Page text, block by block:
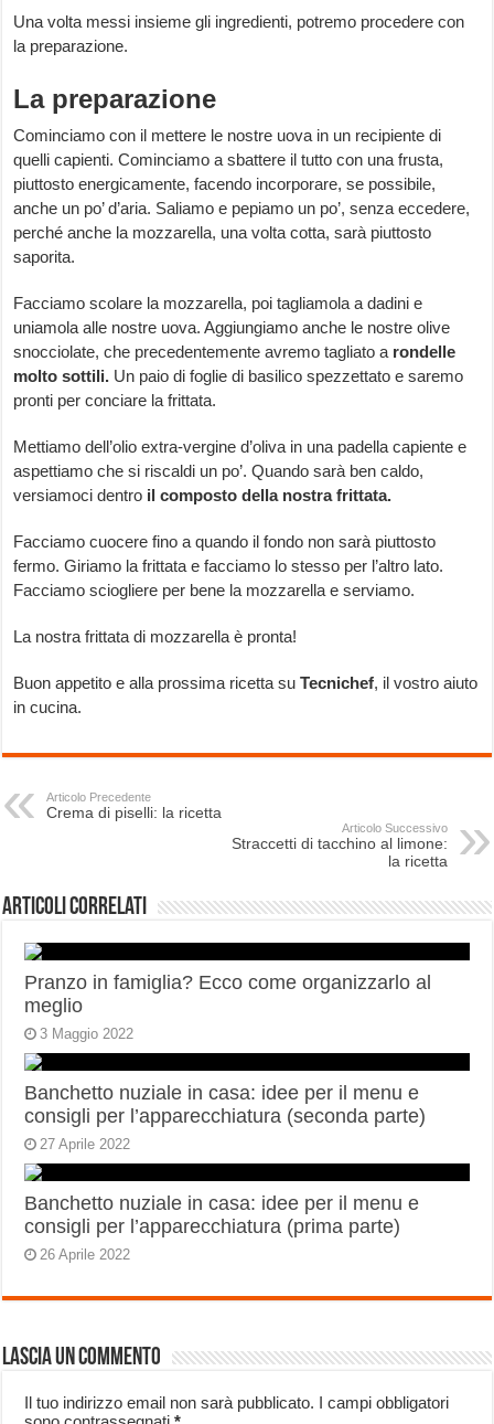
Una volta messi insieme gli ingredienti, potremo procedere con
la preparazione.
La preparazione
Cominciamo con il mettere le nostre uova in un recipiente di
quelli capienti. Cominciamo a sbattere il tutto con una frusta,
piuttosto energicamente, facendo incorporare, se possibile,
anche un po’ d’aria. Saliamo e pepiamo un po’, senza eccedere,
perché anche la mozzarella, una volta cotta, sarà piuttosto
saporita.
Facciamo scolare la mozzarella, poi tagliamola a dadini e
uniamola alle nostre uova. Aggiungiamo anche le nostre olive
snocciolate, che precedentemente avremo tagliato a rondelle
molto sottili. Un paio di foglie di basilico spezzettato e saremo
pronti per conciare la frittata.
Mettiamo dell’olio extra-vergine d’oliva in una padella capiente e
aspettiamo che si riscaldi un po’. Quando sarà ben caldo,
versiamoci dentro il composto della nostra frittata.
Facciamo cuocere fino a quando il fondo non sarà piuttosto
fermo. Giriamo la frittata e facciamo lo stesso per l’altro lato.
Facciamo sciogliere per bene la mozzarella e serviamo.
La nostra frittata di mozzarella è pronta!
Buon appetito e alla prossima ricetta suTecnichef, il vostro aiuto
in cucina.
Articolo Precedente
Crema di piselli: la ricetta
Articolo Successivo
Straccetti di tacchino al limone:
la ricetta
Articoli correlati
Pranzo in famiglia? Ecco come organizzarlo al
meglio
3 Maggio 2022
Banchetto nuziale in casa: idee per il menu e
consigli per l’apparecchiatura (seconda parte)
27 Aprile 2022
Banchetto nuziale in casa: idee per il menu e
consigli per l’apparecchiatura (prima parte)
26 Aprile 2022
Lascia un commento
Il tuo indirizzo email non sarà pubblicato. I campi obbligatori